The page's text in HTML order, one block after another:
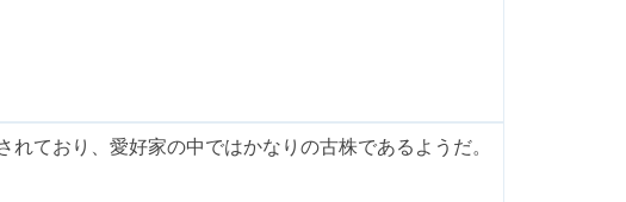
ており、愛好家の中ではかなりの古株であるようだ。